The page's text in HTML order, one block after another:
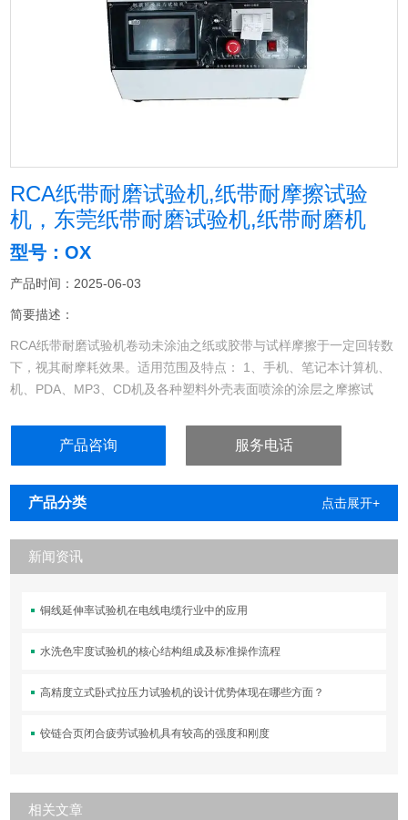
RCA纸带耐磨试验机,纸带耐摩擦试验
机，东莞纸带耐磨试验机,纸带耐磨机
型号：OX
产品时间：2025-06-03
简要描述：
RCA纸带耐磨试验机卷动未涂油之纸或胶带与试样摩擦于一定回转数
下，视其耐摩耗效果。适用范围及特点： 1、手机、笔记本计算机、
机、PDA、MP3、CD机及各种塑料外壳表面喷涂的涂层之摩擦试
产品咨询 服务电话
产品分类 点击展开+
新闻资讯
铜线延伸率试验机在电线电缆行业中的应用
水洗色牢度试验机的核心结构组成及标准操作流程
高精度立式卧式拉压力试验机的设计优势体现在哪些方面？
铰链合页闭合疲劳试验机具有较高的强度和刚度
相关文章